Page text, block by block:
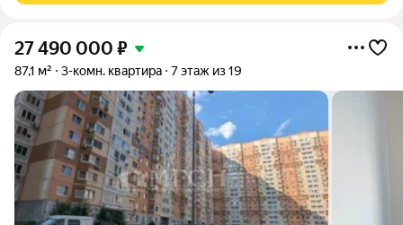
27 490 000 ₽
87,1 м² 3-комн. квартира 7 этаж из 19